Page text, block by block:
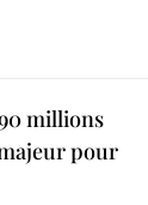
millions
pour